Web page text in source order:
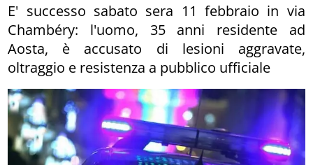
E' successo sabato sera 11 febbraio in via
Chambéry: l'uomo, 35 anni residente ad
Aosta, è accusato di lesioni aggravate,
oltraggio e resistenza a pubblico ufficiale